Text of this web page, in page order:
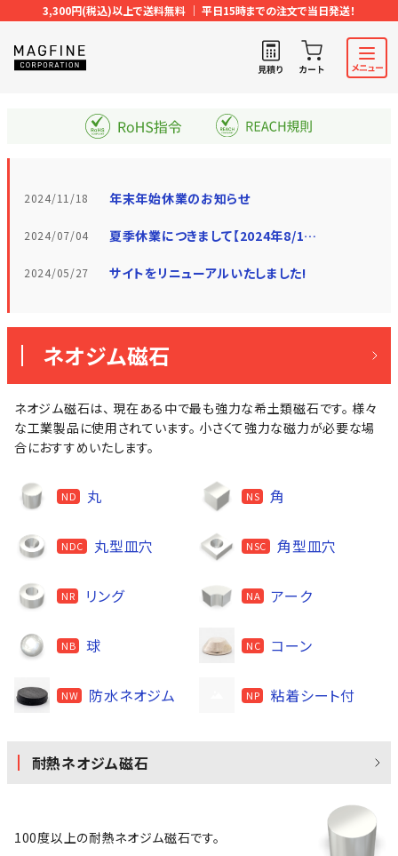
3,300円(税込)以上で送料無料 ｜ 平日15時までの注文で当日発送！
2024/11/18 年末年始休業のお知らせ
2024/07/04 夏季休業につきまして【2024年8/10(土)〜18(日)】
2024/05/27 サイトをリニューアルいたしました!
ネオジム磁石
ネオジム磁石は、 現在ある中で最も強力な希土類磁石です。 様々
な工業製品に使用されています。 小さくて強力な磁力が必要な場
合におすすめいたします。
ND 丸 NS 角
NDC 丸型皿穴 NSC 角型皿穴
NR リング NA アーク
NB 球 NC コーン
NW 防水ネオジム NP 粘着シート付
耐熱ネオジム磁石
100度以上の耐熱ネオジム磁石です。